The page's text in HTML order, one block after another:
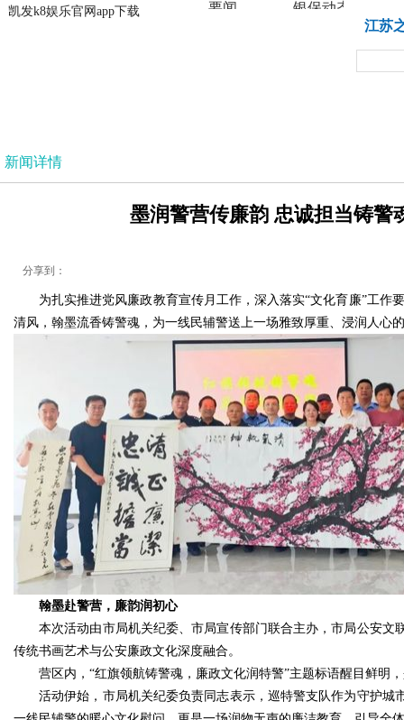
凯发k8娱乐官网app下载
凯发k8娱乐官网app下载
要闻 银保动态
江苏
新闻详情
墨润警营传廉韵 忠诚担当铸警
分享到：
为扎实推进党风廉政教育宣传月工作，深入落实“文化育廉”工作
清风，翰墨流香铸警魂，为一线民辅警送上一场雅致厚重、浸润人心
翰墨赴警营，廉韵润初心
本次活动由市局机关纪委、市局宣传部门联合主办，市局公安
传统书画艺术与公安廉政文化深度融合。
营区内，“红旗领航铸警魂，廉政文化润特警”主题标语醒目鲜明
活动伊始，市局机关纪委负责同志表示，巡特警支队作为守护